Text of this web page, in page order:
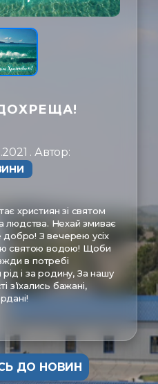
. Автор:
християн зі святом
Нехай змиває
добро! З вечерею усіх
святою водою! Щоби
в потребі
і за родину, За нашу
з’їхались бажані,
ДО НОВИН